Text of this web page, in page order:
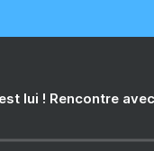
lui ! Rencontre